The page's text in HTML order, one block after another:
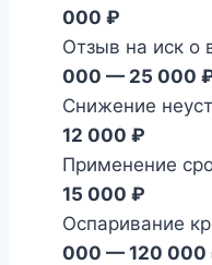
000 ₽
Отзыв на иск о
000 — 25 000
Снижение
12 000 ₽
Применение
15 000 ₽
Оспаривание
000 — 120 000